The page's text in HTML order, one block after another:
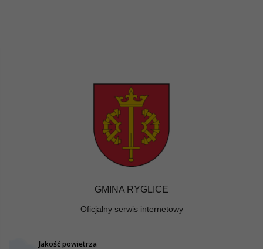
GMINA RYGLICE
Oficjalny serwis internetowy